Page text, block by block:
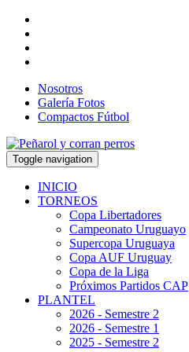
Nosotros
Galería Fotos
Compactos Fútbol
Toggle navigation
INICIO
TORNEOS
Copa Libertadores
Campeonato Uruguayo
Supercopa Uruguaya
Copa AUF Uruguay
Copa de la Liga
Próximos Partidos CAP
PLANTEL
2026 - Semestre 2
2026 - Semestre 1
2025 - Semestre 2